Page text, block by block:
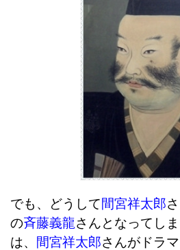
でも、 どうして間宮祥太郎
の斉藤義龍さんとなってし
は、 間宮祥太郎さんがドラ